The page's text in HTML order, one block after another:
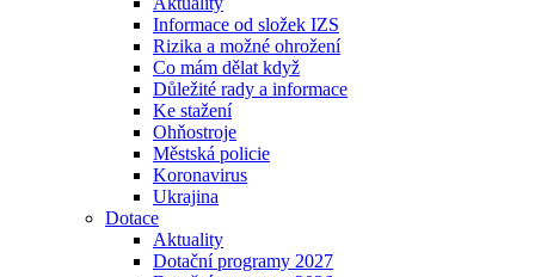
Informace od složek IZS
Rizika a možné ohrožení
Co mám dělat když
Důležité rady a informace
Ke stažení
Ohňostroje
Městská policie
Koronavirus
Ukrajina
Dotace
Aktuality
Dotační programy 2027